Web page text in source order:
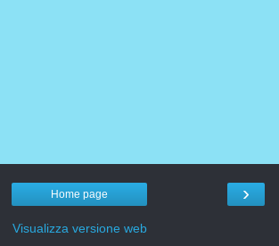
›
Home page
Visualizza versione web